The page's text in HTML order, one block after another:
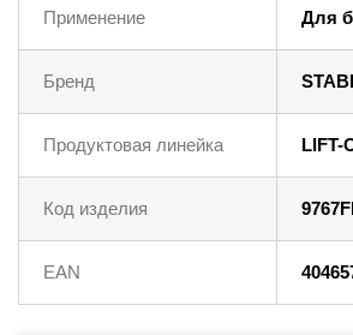
Применение Для
Бренд
Продуктовая линейка LIFT-
Код изделия
EAN